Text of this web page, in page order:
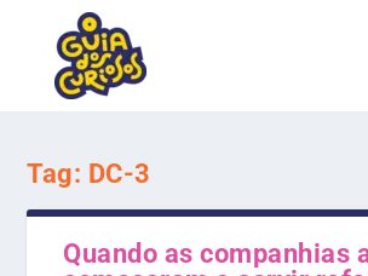
Tag: DC-3
Quando as companhias